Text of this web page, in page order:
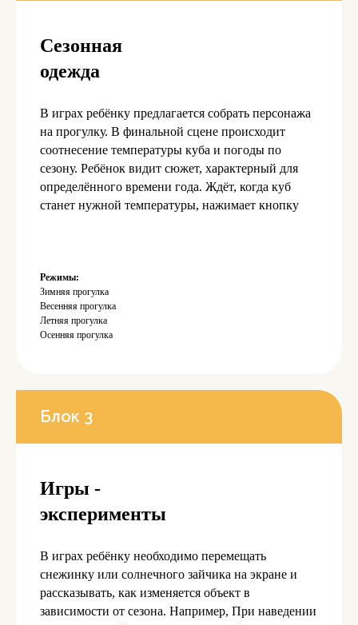
Сезонная
одежда
В играх ребёнку предлагается собрать персонажа
на прогулку. В финальной сцене происходит
соотнесение температуры куба и погоды по
сезону. Ребёнок видит сюжет, характерный для
определённого времени года. Ждёт, когда куб
станет нужной температуры, нажимает кнопку
Режимы:
Зимняя прогулка
Весенняя прогулка
Летняя прогулка
Осенняя прогулка
Блок 3
Игры -
эксперименты
В играх ребёнку необходимо перемещать
снежинку или солнечного зайчика на экране и
рассказывать, как изменяется объект в
зависимости от сезона. Например, При наведении